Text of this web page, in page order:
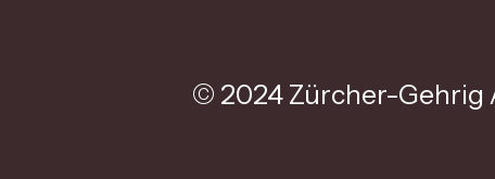
© 2024 Zürcher-Gehrig